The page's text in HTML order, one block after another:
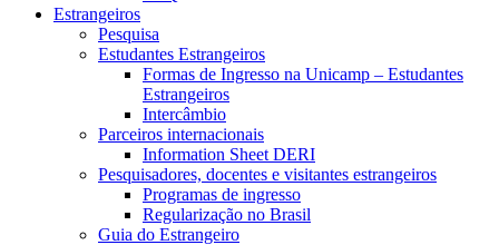
Estrangeiros
Pesquisa
Estudantes Estrangeiros
Formas de Ingresso na Unicamp – Estudantes
Estrangeiros
Intercâmbio
Parceiros internacionais
Information Sheet DERI
Pesquisadores, docentes e visitantes estrangeiros
Programas de ingresso
Regularização no Brasil
Guia do Estrangeiro